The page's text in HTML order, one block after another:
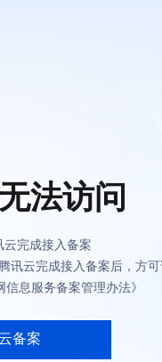
法访问
云完成接入备案
讯云完成接入备案后，方
息服务备案管理办法》
备案